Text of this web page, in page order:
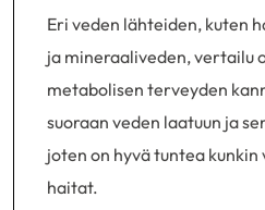
Eri veden lähteiden, kuten
ja mineraaliveden, vertailu
metabolisen terveyden
suoraan veden laatuun ja
joten on hyvä tuntea
haitat.